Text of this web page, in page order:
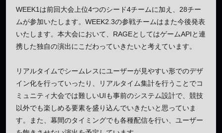
WEEK1は前回大会上位4つのシード4チームに加え、28チー
ムが参加いたします。WEEK2.3の参戦チームはまた今後発表
いたします。本大会において、RAGEとしてはゲームAPIと連
携した独自の演出にこだわっていきたいと考えています。
リアルタイムでシームレスにユーザーが見やすい形でのデザ
イン化を行っていったり、リアルタイム集計を行うことでコ
ミュニティ大会では難しいUIも事前のシステム設計で、競技
以外でも楽しめる要素を盛り込んでいきたいと思っていま
す。また、幕間のタイミングでも各種配信を行い、ユーザー